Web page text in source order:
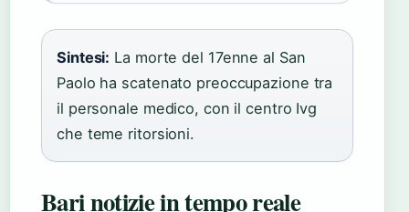
Sintesi: La morte del 17enne al San
Paolo ha scatenato preoccupazione tra
il personale medico, con il centro Ivg
che teme ritorsioni.
Bari notizie in tempo reale